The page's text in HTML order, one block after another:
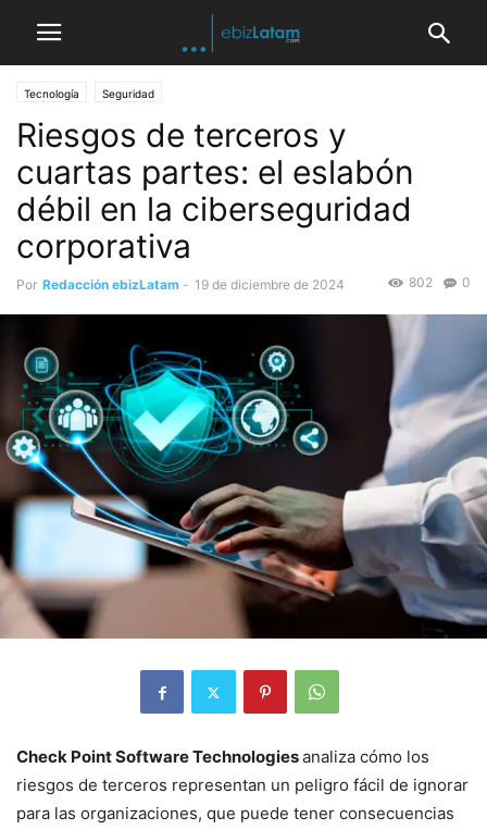
Tecnología Seguridad
Riesgos de terceros y
cuartas partes: el eslabón
débil en la ciberseguridad
corporativa
Por Redacción ebizLatam - 19 de diciembre de 2024 0
802
Check Point Software Technologiesanaliza cómo los
riesgos de terceros representan un peligro fácil de ignorar
para las organizaciones, que puede tener consecuencias